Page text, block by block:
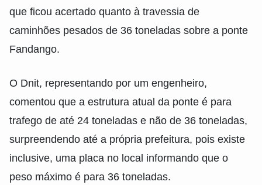
que ficou acertado quanto à travessia de
caminhões pesados de 36 toneladas sobre a ponte
Fandango.
O Dnit, representando por um engenheiro,
comentou que a estrutura atual da ponte é para
trafego de até 24 toneladas e não de 36 toneladas,
surpreendendo até a própria prefeitura, pois existe
inclusive, uma placa no local informando que o
peso máximo é para 36 toneladas.